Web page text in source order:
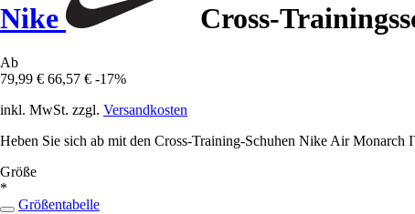
Nike Cross-
Ab
79,99 € 66,57 € -17%
inkl. MwSt. zzgl. Versandkosten
Heben Sie sich ab mit den Cross-Training-Schuhen Nike Air
Größe
*
Größentabelle